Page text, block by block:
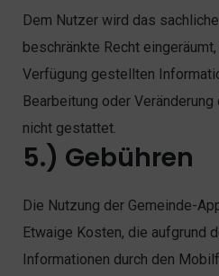
Dem Nutzer wird das
beschränkte Recht
Verfügung gestellten
Bearbeitung oder
nicht gestattet.
5.) Gebühren
Die Nutzung der Gemeinde-
Etwaige Kosten, die aufgrund
Informationen durch den